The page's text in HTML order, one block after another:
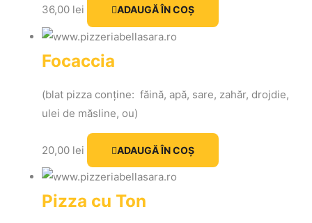
36,00 lei ADAUGĂ ÎN COȘ
Focaccia
(blat pizza conține: făină, apă, sare, zahăr, drojdie,
ulei de măsline, ou)
20,00 lei ADAUGĂ ÎN COȘ
Pizza cu Ton